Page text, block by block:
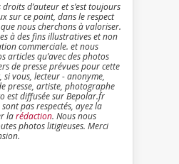
d’auteur et s’est toujours
sur ce point, dans le respect
nous cherchons à valoriser.
à des fins illustratives et non
commerciale. et nous
articles qu’avec des photos
de presse prévues pour cette
vous, lecteur - anonyme,
presse, artiste, photographe
est diffusée sur Bepolar.fr
pas respectés, ayez la
larédaction. Nous nous
photos litigieuses. Merci